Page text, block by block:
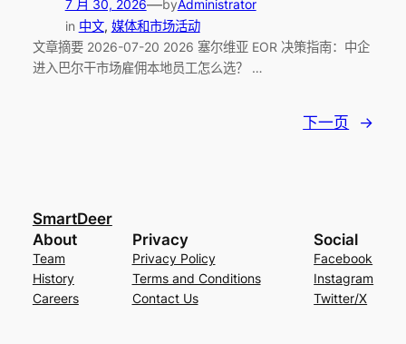
7 月 30, 2026—byAdministrator
in 中文, 媒体和市场活动
文章摘要 2026-07-20 2026 塞尔维亚 EOR 决策指南：中企
进入巴尔干市场雇佣本地员工怎么选？ …
下一页 →
SmartDeer
About
Team
History
Careers
Privacy
Privacy Policy
Terms and Conditions
Contact Us
Social
Facebook
Instagram
Twitter/X